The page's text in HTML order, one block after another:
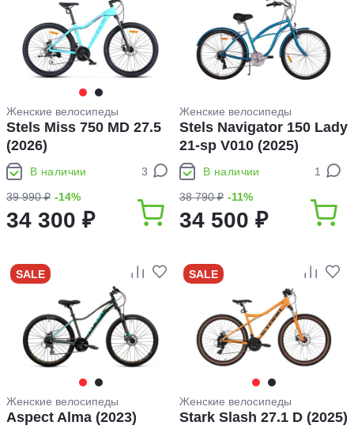
Женские велосипеды
Stels Miss 750 MD 27.5
(2026)
В наличии
3
39 990 ₽ -14%
34 300 ₽
Женские велосипеды
Stels Navigator 150 Lady
21-sp V010 (2025)
В наличии
1
38 790 ₽ -11%
34 500 ₽
SALE
Женские велосипеды
Aspect Alma (2023)
SALE
Женские велосипеды
Stark Slash 27.1 D (2025)